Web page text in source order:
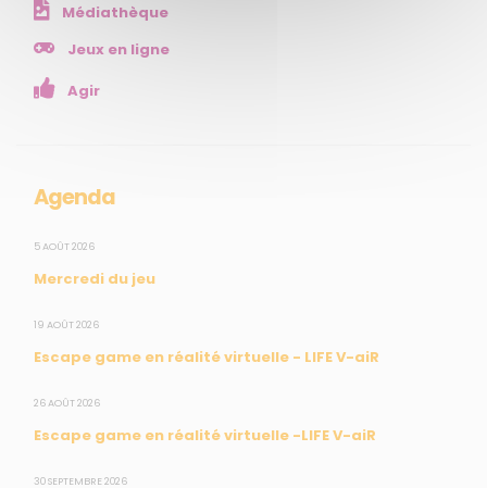
Médiathèque
Jeux en ligne
Agir
Agenda
5 AOÛT 2026
Mercredi du jeu
19 AOÛT 2026
Escape game en réalité virtuelle - LIFE V-aiR
26 AOÛT 2026
Escape game en réalité virtuelle -LIFE V-aiR
30 SEPTEMBRE 2026
NOS SERVICES
Presse
Mesures du réseau Sargasses
Open Data
CONTACT